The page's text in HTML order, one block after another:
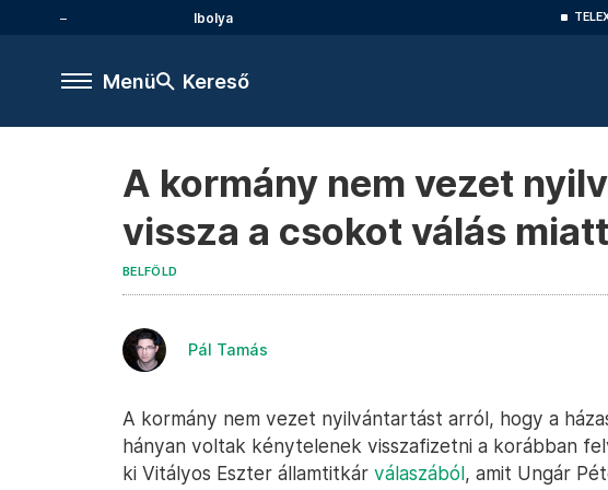
Ibolya
Menü Kereső
A kormány nem vezet
vissza a csokot válás miatt
BELFÖLD
Pál Tamás
A kormány nem vezet nyilvántartást arról, hogy a
hányan voltak kénytelenek visszafizetni a korábban
ki Vitályos Eszter államtitkár válaszából, amit Ungár